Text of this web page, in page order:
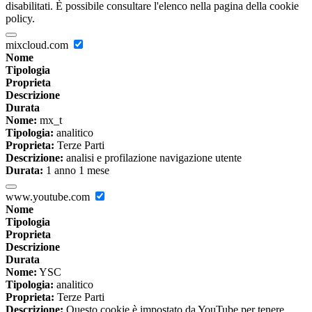
disabilitati. È possibile consultare l'elenco nella pagina della cookie
policy.
mixcloud.com
Nome
Tipologia
Proprieta
Descrizione
Durata
Nome: mx_t
Tipologia: analitico
Proprieta: Terze Parti
Descrizione: analisi e profilazione navigazione utente
Durata: 1 anno 1 mese
www.youtube.com
Nome
Tipologia
Proprieta
Descrizione
Durata
Nome: YSC
Tipologia: analitico
Proprieta: Terze Parti